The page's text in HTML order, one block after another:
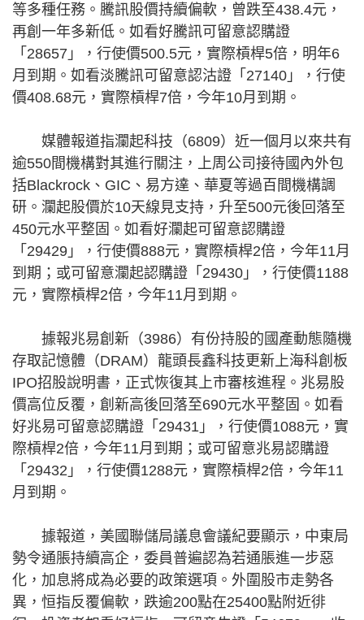
等多種任務。騰訊股價持續偏軟，曾跌至438.4元，
再創一年多新低。如看好騰訊可留意認購證
「28657」，行使價500.5元，實際槓桿5倍，明年6
月到期。如看淡騰訊可留意認沽證「27140」，行使
價408.68元，實際槓桿7倍，今年10月到期。
媒體報道指瀾起科技（6809）近一個月以來共有
逾550間機構對其進行關注，上周公司接待國內外包
括Blackrock、GIC、易方達、華夏等過百間機構調
研。瀾起股價於10天線見支持，升至500元後回落至
450元水平整固。如看好瀾起可留意認購證
「29429」，行使價888元，實際槓桿2倍，今年11月
到期；或可留意瀾起認購證「29430」，行使價1188
元，實際槓桿2倍，今年11月到期。
據報兆易創新（3986）有份持股的國產動態隨機
存取記憶體（DRAM）龍頭長鑫科技更新上海科創板
IPO招股說明書，正式恢復其上市審核進程。兆易股
價高位反覆，創新高後回落至690元水平整固。如看
好兆易可留意認購證「29431」，行使價1088元，實
際槓桿2倍，今年11月到期；或可留意兆易認購證
「29432」，行使價1288元，實際槓桿2倍，今年11
月到期。
據報道，美國聯儲局議息會議紀要顯示，中東局
勢令通脹持續高企，委員普遍認為若通脹進一步惡
化，加息將成為必要的政策選項。外圍股市走勢各
異，恒指反覆偏軟，跌逾200點在25400點附近徘